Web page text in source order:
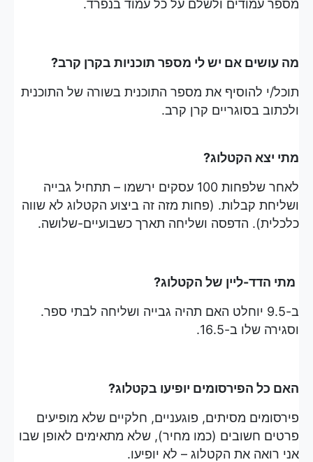
מספר עמודים ולשלם על כל עמוד בנפרד.
מה עושים אם יש לי מספר תוכניות בקרן קרב?
תוכל/י להוסיף את מספר התוכנית בשורה של התוכנית
ולכתוב בסוגריים קרן קרב.
מתי יצא הקטלוג?
לאחר שלפחות 100 עסקים ירשמו – תתחיל גבייה
ושליחת קבלות. (פחות מזה זה ביצוע הקטלוג לא שווה
כלכלית). הדפסה ושליחה תארך כשבועיים-שלושה.
מתי הדד-ליין של הקטלוג?
ב-9.5 יוחלט האם תהיה גבייה ושליחה לבתי ספר.
וסגירה שלו ב-16.5.
האם כל הפירסומים יופיעו בקטלוג?
פירסומים מסיתים, פוגעניים, חלקיים שלא מופיעים
פרטים חשובים (כמו מחיר), שלא מתאימים לאופן שבו
אני רואה את הקטלוג – לא יופיעו.